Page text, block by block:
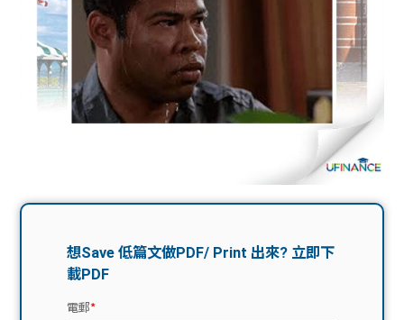
分享
生學
費貸
搵工
Exc
福利
uFina
nce
聯絡
我們